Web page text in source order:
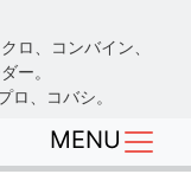
ロ、コンバイン、
ー。
ロ、コバシ。
MENU